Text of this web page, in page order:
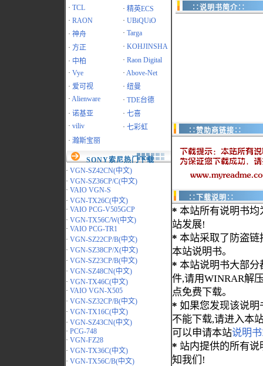
· TCL · 精英ECS
· RAON · UBiQUiO
· 神舟 · Targa
· 方正 · KOHJINSHA
· 中柏 · Raon Digital
· Vye · Above-Net
· 爱可视 · 纽曼
· Alienware · TDE台德
· 诺基亚 · 七喜
· viliv · 七彩虹
· 瀚斯宝丽
SONY索尼热门下载
· VGN-SZ42CN(中文)
· VGN-SZ36CP/C(中文)
· VAIO VGN-S
· VGN-TX26C(中文)
· VAIO PCG-V505GCP
· VGN-TX56C/W(中文)
· VAIO PCG-TR1
· VGN-SZ22CP/B(中文)
· VGN-SZ38CP/X(中文)
· VGN-SZ23CP/B(中文)
· VGN-SZ48CN(中文)
· VGN-TX46C(中文)
· VAIO VGN-X505
· VGN-SZ32CP/B(中文)
· VGN-TX16C(中文)
· VGN-SZ43CN(中文)
· PCG-748
· VGN-FZ28
· VGN-TX36C(中文)
· VGN-TX56C/B(中文)
∷说明书简介∷
∷赞助商链接∷
∷下载说明∷
* 本站所有说明书均
站发展!
* 本站采取了防盗链
本站说明书。
* 本站说明书大部分
件,请用WINRAR解
点免费下载。
* 如果您发现该说明
不能下载,请进入本
可以申请本站说明
* 站内提供的所有
知我们!